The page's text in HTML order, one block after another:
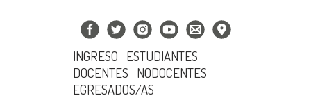
INGRESO
ESTUDIANTES
DOCENTES
NODOCENTES
EGRESADOS/AS